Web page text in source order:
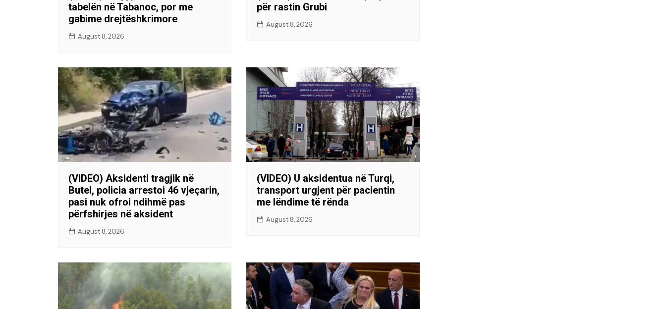
tabelën në Tabanoc, por me
gabime drejtëshkrimore
August 8, 2026
për rastin Grubi
August 8, 2026
(VIDEO) Aksidenti tragjik në
Butel, policia arrestoi 46 vjeçarin,
pasi nuk ofroi ndihmë pas
përfshirjes në aksident
August 8, 2026
(VIDEO) U aksidentua në Turqi,
transport urgjent për pacientin
me lëndime të rënda
August 8, 2026